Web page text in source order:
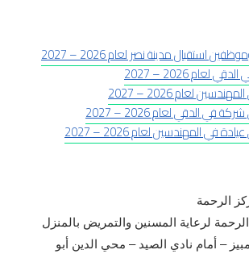
استقبال مدينة نصر لعام 2026 – 2027
2026 – 2027
لعام 2026 – 2027
الدقي لعام 2026 – 2027
في المهندسين لعام 2026 – 2027
الرحمة
لرعاية المسنين والتمريض بالمنزل
45 شارع قمبيز – أمام نادي الصيد – محي الدين أبو